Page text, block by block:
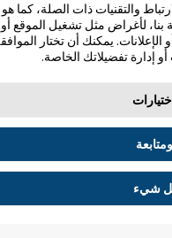
الصلة هي علامات لشركة أبوت
التجاري لأبوت في هذا الموقع
منتج أو خدمات الشركة. هذا
مصر العربية فقط. إن
تمثل مريضًا حقيقيًا أو بيانات
والتقنيات ذات الصلة، كما هو
لأغراض مثل تشغيل الموقع أو
يمكنك أن تختار الموافقة
إدارة تفضيلاتك الخاصة.